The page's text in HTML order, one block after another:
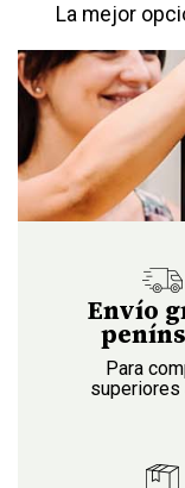
La mejor
Envío
Para
superiores